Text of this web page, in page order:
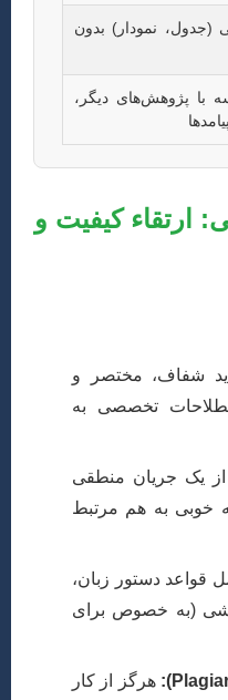
(جدول، نمودار) بدون
با پژوهش‌های دیگر،
ارتقاء کیفیت و
شفاف، مختصر و
تخصصی به
از یک جریان منطقی
خوبی به هم مرتبط
قواعد دستور زبان،
(به خصوص برای
هرگز از کار